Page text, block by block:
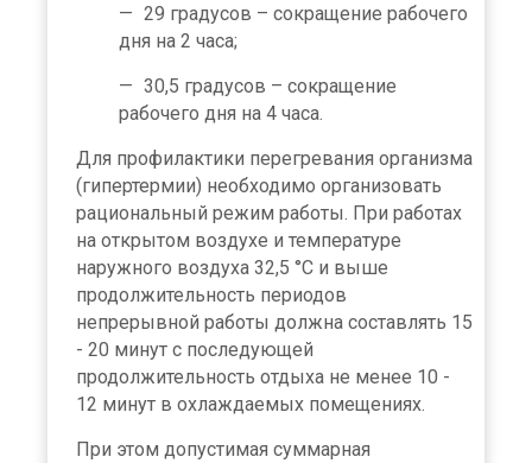
29 градусов – сокращение рабочего
дня на 2 часа;
30,5 градусов – сокращение
рабочего дня на 4 часа.
Для профилактики перегревания организма
(гипертермии) необходимо организовать
рациональный режим работы. При работах
на открытом воздухе и температуре
наружного воздуха 32,5 °C и выше
продолжительность периодов
непрерывной работы должна составлять 15
- 20 минут с последующей
продолжительность отдыха не менее 10 -
12 минут в охлаждаемых помещениях.
При этом допустимая суммарная